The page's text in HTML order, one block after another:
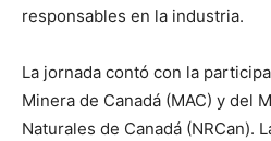
responsables en la industria.
La jornada contó con la
Minera de Canadá (MAC) y del
Naturales de Canadá (NRCan).